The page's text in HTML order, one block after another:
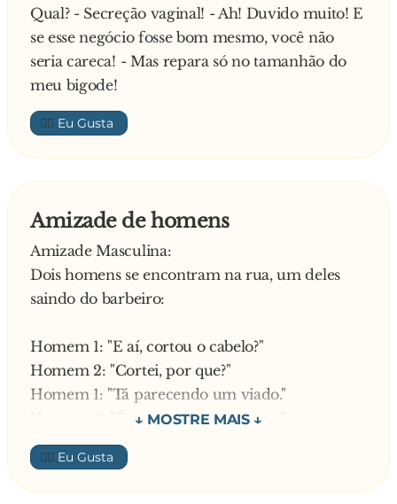
Qual? - Secreção vaginal! - Ah! Duvido muito! E
se esse negócio fosse bom mesmo, você não
seria careca! - Mas repara só no tamanhão do
meu bigode!
👍🏼
Amizade de homens
Amizade Masculina:
Dois homens se encontram na rua, um deles
saindo do barbeiro:
Homem 1: "E aí, cortou o cabelo?"
Homem 2: "Cortei, por que?"
Homem 1: "Tá parecendo um viado."
Homem 2: "É... mas tua mãe gostou."
Homem 1: "Falou, até mais. Ah, manda um beijo
prá gostosa da tua mulher."
Homem 2: "Vai tomar no..., seu p...!! Até mais!"
👍🏼